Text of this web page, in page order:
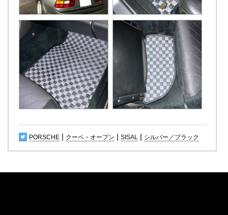
PORSCHE | クーペ・オープン | SISAL | シルバー／ブラック